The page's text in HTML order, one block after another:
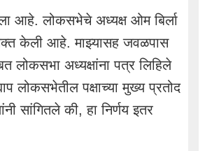
आहे. लोकसभेचे अध्यक्ष ओम बिर्ला
केली आहे. माझ्यासह जवळपास
लोकसभा अध्यक्षांना पत्र लिहिले
लोकसभेतील पक्षाच्या मुख्य प्रतोद
सांगितले की, हा निर्णय इतर